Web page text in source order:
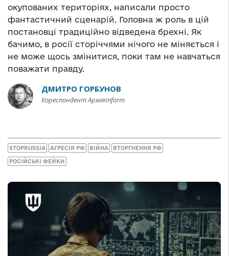
окупованих територіях, написали просто
фантастичний сценарій. Головна ж роль в цій
постановці традиційно відведена брехні. Як
бачимо, в росії сторіччями нічого не міняється і
не може щось змінитися, поки там не навчаться
поважати правду.
ДМИТРО ГОРБУНОВ
Кореспондент АрміяInform
STOPRUSSIA АГРЕСІЯ РФ ВІЙНА ВТОРГНЕННЯ РФ
РОСІЙСЬКІ ФЕЙКИ